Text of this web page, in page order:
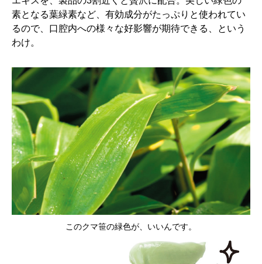
素となる葉緑素など、有効成分がたっぷりと使われてい
るので、口腔内への様々な好影響が期待できる、という
わけ。
このクマ笹の緑色が、いいんです。